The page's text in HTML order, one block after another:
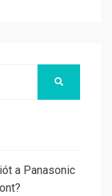
a Panasonic